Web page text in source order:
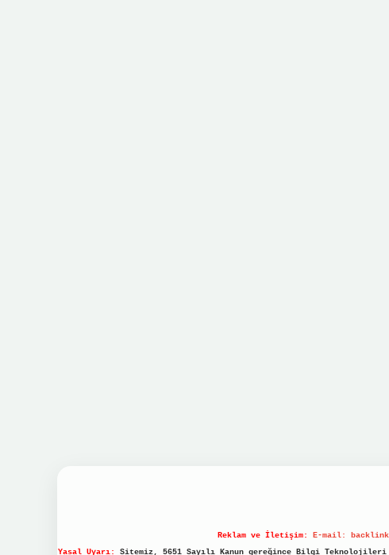
Reklam ve İletişim: E-mail:
Yasal Uyarı:
Sitemiz, 5651 Sayılı Kanun gereğince Bilgi